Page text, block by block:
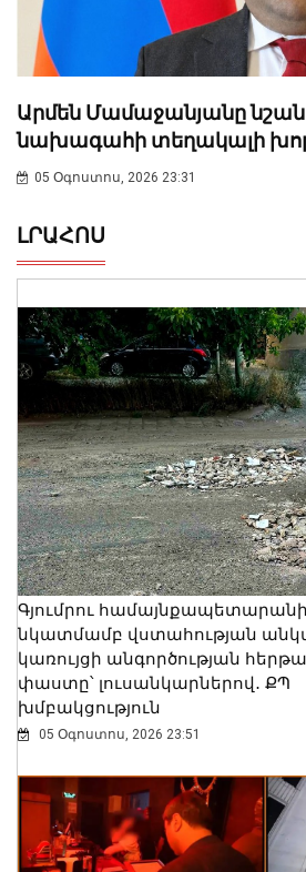
Արմեն Մամաջանյանը
նախագահի տեղակալի
05 Օգոստոս, 2026 23:31
ԼՐԱՀՈՍ
Գյումրու համայնքապետարանի
նկատմամբ վստահության
կառույցի անգործության
փաստը՝ լուսանկարներով․ ՔՊ
խմբակցություն
05 Օգոստոս, 2026 23:51